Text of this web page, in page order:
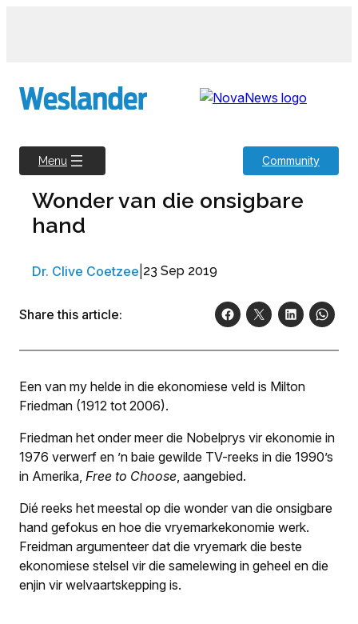
Menu Community
Wonder van die onsigbare
hand
Dr. Clive Coetzee 23 Sep 2019
Share this article:
Een van my helde in die ekono­miese veld is Milton
Friedman (1912 tot 2006).
Friedman het onder meer die Nobelprys vir ekonomie in
1976 verwerf en ’n baie gewilde TV-reeks in die 1990’s
in Amerika, Free to Choose, aangebied.
Dié reeks het meestal op die wonder van die onsigbare
hand gefokus en hoe die vryemarkekonomie werk.
Freidman argumenteer dat die vryemark die beste
ekonomiese stelsel vir die samelewing in geheel en die
enjin vir welvaartskepping is.